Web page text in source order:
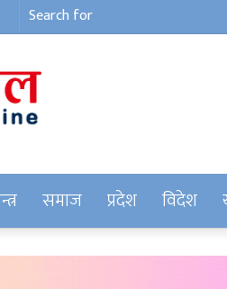
समाज प्रदेश विदेश